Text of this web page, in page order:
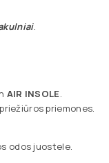
.
AIR INSOLE.
priemones.
odos juostele.